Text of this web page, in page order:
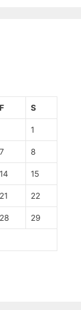
F S
1
7 8
14 15
21 22
28 29